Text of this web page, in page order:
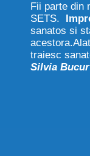
Fii parte din
SETS.
sanatos si
traiesc
Silvia Bucur